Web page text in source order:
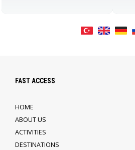
FAST ACCESS
HOME
ABOUT US
ACTIVITIES
DESTINATIONS